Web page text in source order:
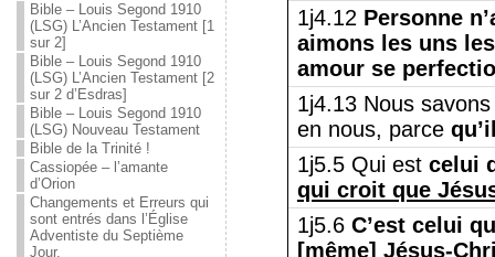
Bible – Louis Segond 1910
(LSG) L’Ancien Testament [1
sur 2]
Bible – Louis Segond 1910
(LSG) L’Ancien Testament [2
sur 2 d’Esdras]
Bible – Louis Segond 1910
(LSG) Nouveau Testament
Bible de la Trinité !
Cassiopée – l’amante
d’Orion
Changements et Erreurs qui
sont entrés dans l’Église
Adventiste du Septième
Jour.
1j4.12 Personne
aimons les uns
amour se
1j4.13 Nous
en nous, parce
1j5.5 Qui est celui
qui croit que
1j5.6 C’est celui
[même] Jésus-